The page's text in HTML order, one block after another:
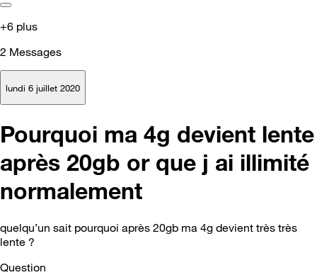
+6 plus
2 Messages
lundi 6 juillet 2020
Pourquoi ma 4g devient lente
après 20gb or que j ai illimité
normalement
quelqu’un sait pourquoi après 20gb ma 4g devient très très
lente ?
Question